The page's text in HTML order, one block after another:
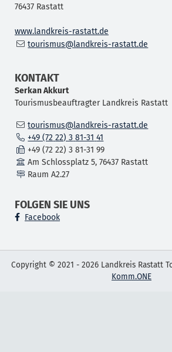
76437 Rastatt
www.landkreis-rastatt.de
tourismus@landkreis-rastatt.de
KONTAKT
SerkanAkkurt
Tourismusbeauftragter Landkreis Rastatt
tourismus@landkreis-rastatt.de
+49 (72 22) 3 81-31 41
+49 (72 22) 3 81-31 99
Am Schlossplatz 5, 76437 Rastatt
Raum A2.27
FOLGEN SIE UNS
Facebook
Copyright © 2021 - 2026 Landkreis Rastatt
Komm.ONE